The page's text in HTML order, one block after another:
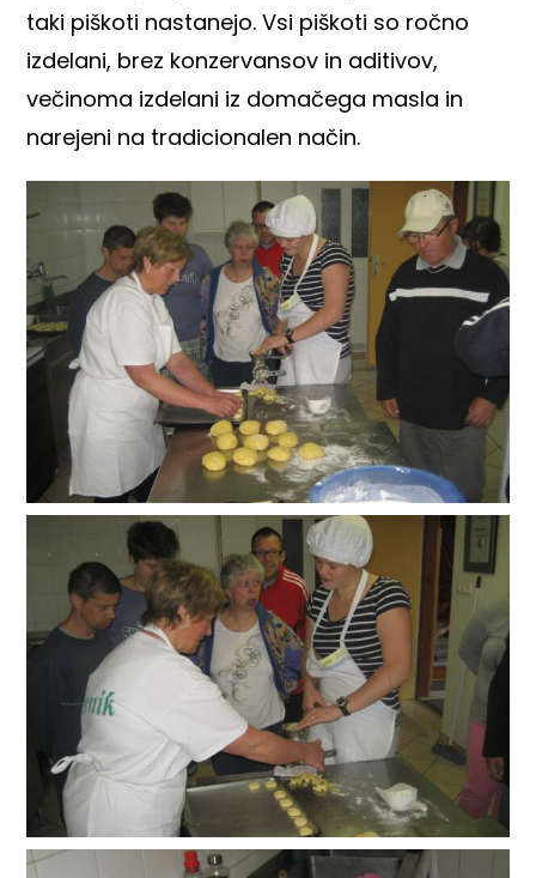
taki piškoti nastanejo. Vsi piškoti so ročno
izdelani, brez konzervansov in aditivov,
večinoma izdelani iz domačega masla in
narejeni na tradicionalen način.